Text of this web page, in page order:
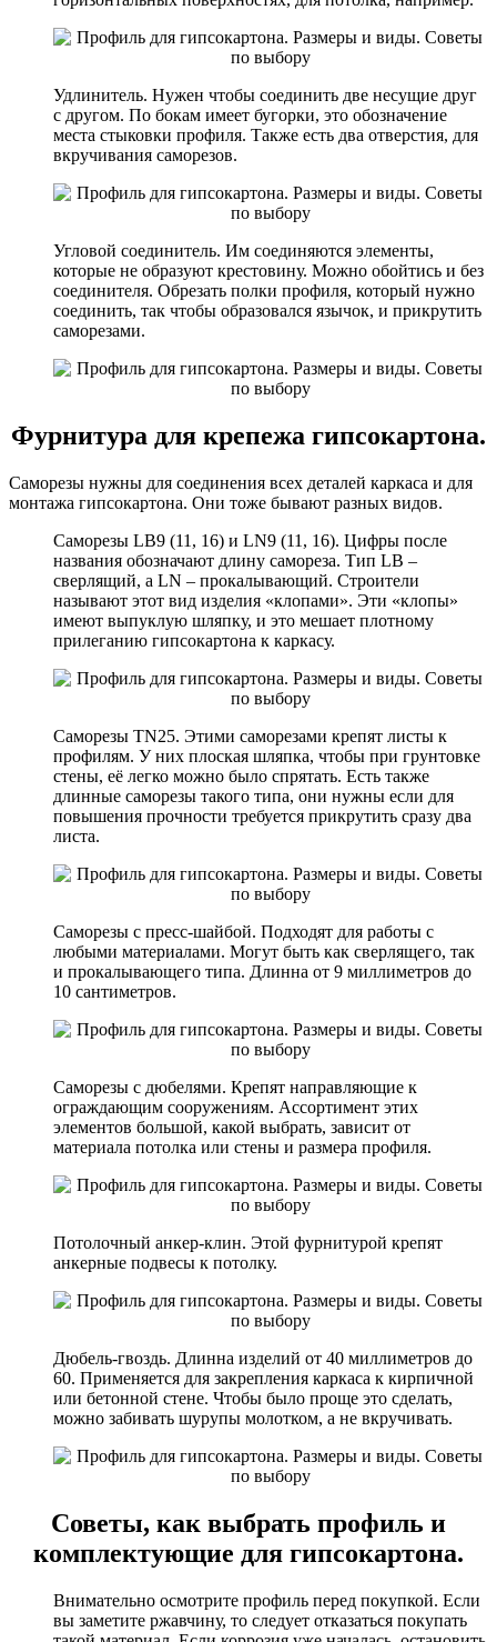
Удлинитель. Нужен чтобы соединить две несущие друг
с другом. По бокам имеет бугорки, это обозначение
места стыковки профиля. Также есть два отверстия, для
вкручивания саморезов.
Угловой соединитель. Им соединяются элементы,
которые не образуют крестовину. Можно обойтись и без
соединителя. Обрезать полки профиля, который нужно
соединить, так чтобы образовался язычок, и прикрутить
саморезами.
Фурнитура для крепежа гипсокартона.
Саморезы нужны для соединения всех деталей каркаса и для
монтажа гипсокартона. Они тоже бывают разных видов.
Саморезы LB9 (11, 16) и LN9 (11, 16). Цифры после
названия обозначают длину самореза. Тип LB –
сверлящий, а LN – прокалывающий. Строители
называют этот вид изделия «клопами». Эти «клопы»
имеют выпуклую шляпку, и это мешает плотному
прилеганию гипсокартона к каркасу.
Саморезы TN25. Этими саморезами крепят листы к
профилям. У них плоская шляпка, чтобы при грунтовке
стены, её легко можно было спрятать. Есть также
длинные саморезы такого типа, они нужны если для
повышения прочности требуется прикрутить сразу два
листа.
Саморезы с пресс-шайбой. Подходят для работы с
любыми материалами. Могут быть как сверлящего, так
и прокалывающего типа. Длинна от 9 миллиметров до
10 сантиметров.
Саморезы с дюбелями. Крепят направляющие к
ограждающим сооружениям. Ассортимент этих
элементов большой, какой выбрать, зависит от
материала потолка или стены и размера профиля.
Потолочный анкер-клин. Этой фурнитурой крепят
анкерные подвесы к потолку.
Дюбель-гвоздь. Длинна изделий от 40 миллиметров до
60. Применяется для закрепления каркаса к кирпичной
или бетонной стене. Чтобы было проще это сделать,
можно забивать шурупы молотком, а не вкручивать.
Советы, как выбрать профиль и
комплектующие для гипсокартона.
Внимательно осмотрите профиль перед покупкой. Если
вы заметите ржавчину, то следует отказаться покупать